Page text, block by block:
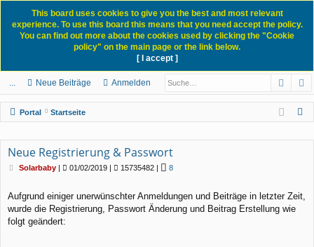
ch
ne
llz
ug
rif
News Blog
lie
de
m
el
ist
rie
Neue Beiträge Anmelden
Portal Startseite
c
Neue Registrierung & Passwort
B
t
r
a
Solarbaby| 01/02/2019 | 15735482 | 8
Aufgrund einiger unerwünschter Anmeldungen und Beiträge in letzter Zeit,
wurde die Registrierung, Passwort Änderung und Beitrag Erstellung wie
folgt geändert:
This board uses cookies to give you the best and most relevant
experience. To use this board this means that you need accept the policy.
You can find out more about the cookies used by clicking the "Cookie
policy" on the main page or the link below.
[ I accept ]